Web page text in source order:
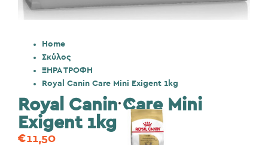
Home
Σκύλος
ΞΗΡΑ ΤΡΟΦΗ
Royal Canin Care Mini Exigent 1kg
Royal Canin Care Mini
Exigent 1kg
€11,50